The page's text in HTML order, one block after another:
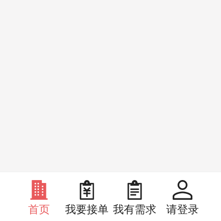
首页 我要接单 我有需求 请登录